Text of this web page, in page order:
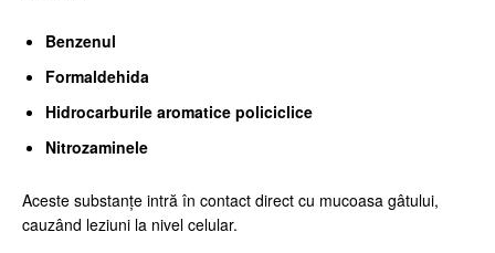
Benzenul
Formaldehida
Hidrocarburile aromatice policiclice
Nitrozaminele
Aceste substanțe intră în contact direct cu mucoasa gâtului,
cauzând leziuni la nivel celular.